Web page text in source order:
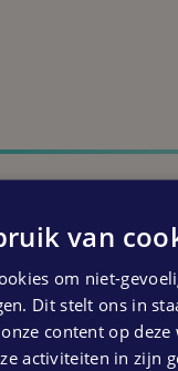
aan bovenstaande
van
om niet-
Dit stelt ons in
content op deze
activiteiten in zijn